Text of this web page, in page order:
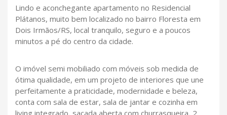
Lindo e aconchegante apartamento no Residencial
Plátanos, muito bem localizado no bairro Floresta em
Dois Irmãos/RS, local tranquilo, seguro e a poucos
minutos a pé do centro da cidade.
O imóvel semi mobiliado com móveis sob medida de
ótima qualidade, em um projeto de interiores que une
perfeitamente a praticidade, modernidade e beleza,
conta com sala de estar, sala de jantar e cozinha em
living integrado, sacada aberta com churrasqueira, 2